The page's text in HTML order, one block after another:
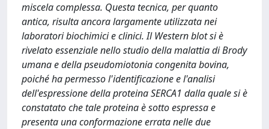
miscela complessa. Questa tecnica, per quanto
antica, risulta ancora largamente utilizzata nei
laboratori biochimici e clinici. Il Western blot si è
rivelato essenziale nello studio della malattia di Brody
umana e della pseudomiotonia congenita bovina,
poiché ha permesso l'identificazione e l'analisi
dell'espressione della proteina SERCA1 dalla quale si è
constatato che tale proteina è sotto espressa e
presenta una conformazione errata nelle due